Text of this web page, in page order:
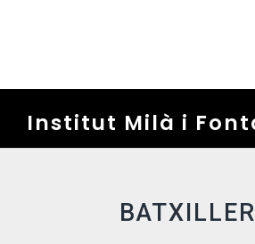
Institut Milà i